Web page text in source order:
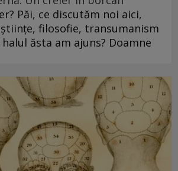
Păi, ce discutăm noi aici,
filosofie, transumanism
ăsta am ajuns? Doamne